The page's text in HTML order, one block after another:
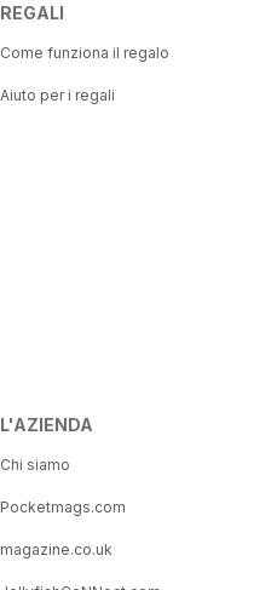
REGALI
Come funziona il regalo
Aiuto per i regali
L'AZIENDA
Chi siamo
Pocketmags.com
magazine.co.uk